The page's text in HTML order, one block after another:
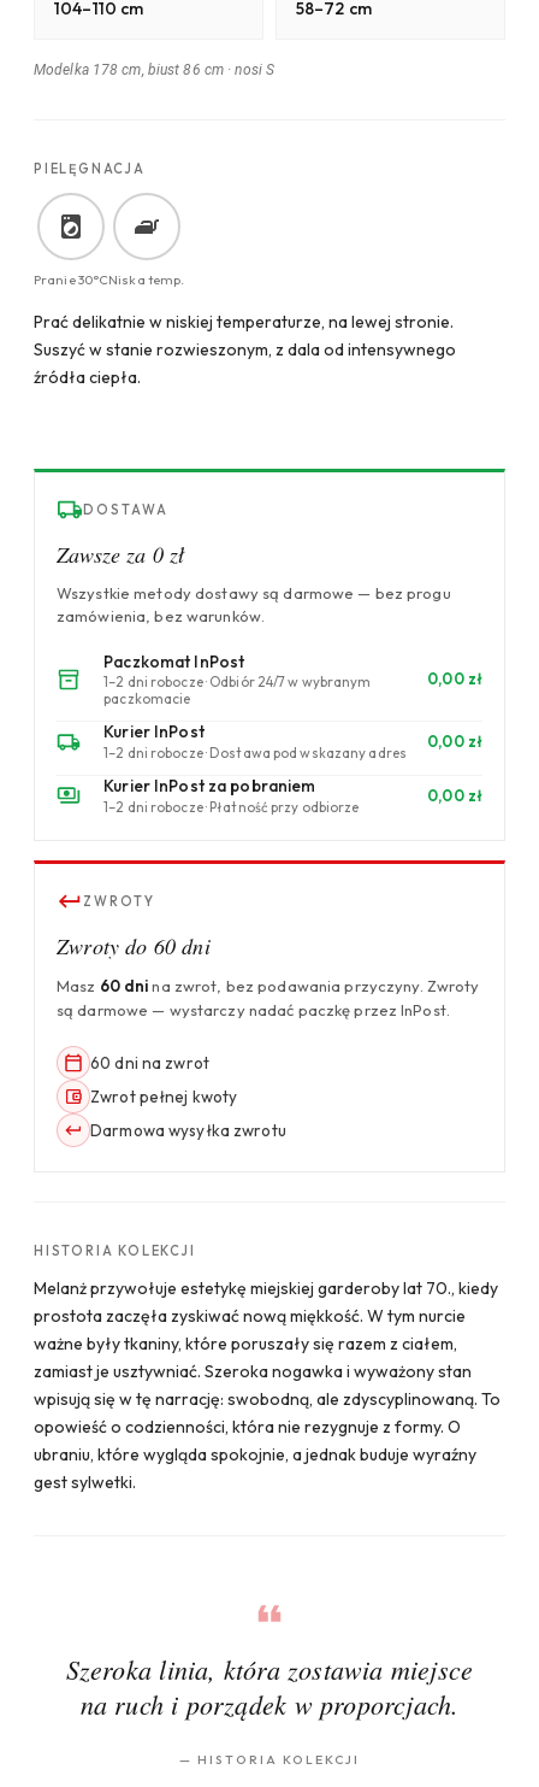
104–110 cm 58–72 cm
Modelka 178 cm, biust 86 cm ·nosi S
PIELĘGNACJA
Pranie 30°CNiska temp.
Prać delikatnie w niskiej temperaturze, na lewej stronie.
Suszyć w stanie rozwieszonym, z dala od intensywnego
źródła ciepła.
DOSTAWA
Zawsze za 0 zł
Wszystkie metody dostawy są darmowe — bez progu
zamówienia, bez warunków.
Paczkomat InPost
1–2 dni robocze · Odbiór 24/7 w wybranym
paczkomacie
0,00 zł
Kurier InPost
1–2 dni robocze · Dostawa pod wskazany adres
0,00 zł
Kurier InPost za pobraniem
1–2 dni robocze · Płatność przy odbiorze
0,00 zł
ZWROTY
Zwroty do 60 dni
Masz 60 dnina zwrot, bez podawania przyczyny. Zwroty
są darmowe — wystarczy nadać paczkę przez InPost.
60 dni na zwrot
Zwrot pełnej kwoty
Darmowa wysyłka zwrotu
HISTORIA KOLEKCJI
Melanż przywołuje estetykę miejskiej garderoby lat 70., kiedy
prostota zaczęła zyskiwać nową miękkość. W tym nurcie
ważne były tkaniny, które poruszały się razem z ciałem,
zamiast je usztywniać. Szeroka nogawka i wyważony stan
wpisują się w tę narrację: swobodną, ale zdyscyplinowaną. To
opowieść o codzienności, która nie rezygnuje z formy. O
ubraniu, które wygląda spokojnie, a jednak buduje wyraźny
gest sylwetki.
Szeroka linia, która zostawia miejsce
na ruch i porządek w proporcjach.
— HISTORIA KOLEKCJI